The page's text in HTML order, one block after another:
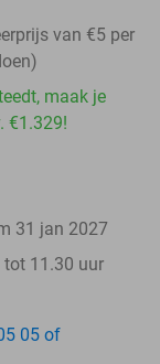
van €5 per
maak je
€1.329!
31 jan 2027
tot 11.30 uur
05 of